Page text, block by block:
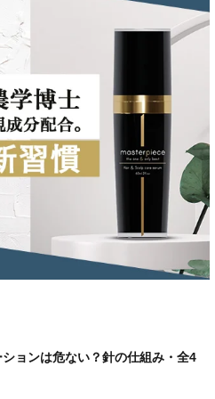
ョンは危ない？針の仕組み・全4